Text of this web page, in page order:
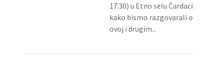
17:30) u Etno selu Čardaci
kako bismo razgovarali o
ovoj i drugim...